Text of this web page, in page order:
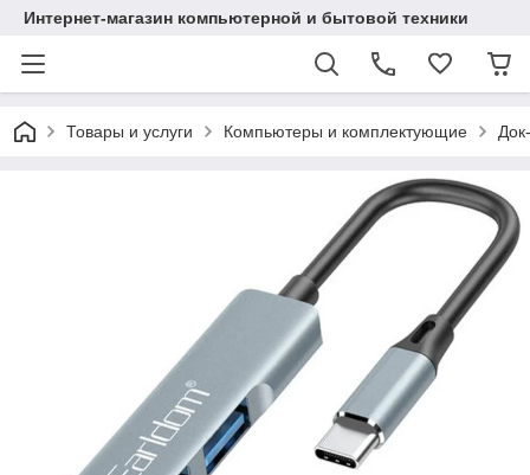
Интернет-магазин компьютерной и бытовой техники
Товары и услуги Компьютеры и комплектующие